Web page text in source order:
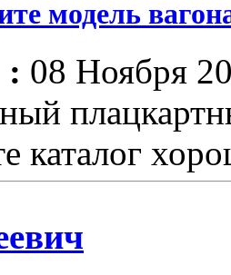
модель
: 08 Ноября
каталог